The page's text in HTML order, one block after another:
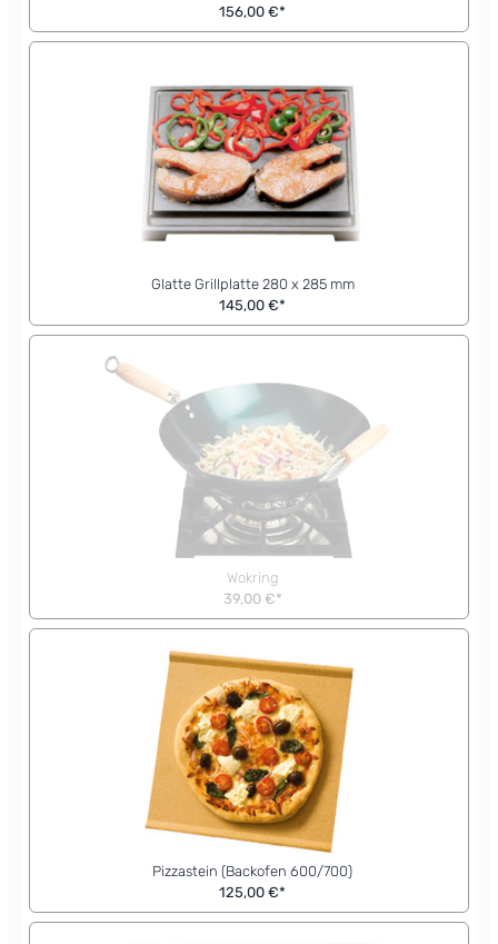
156,00 €*
Glatte Grillplatte 280 x 285 mm
145,00 €*
Wokring
39,00 €*
Pizzastein (Backofen 600/700)
125,00 €*